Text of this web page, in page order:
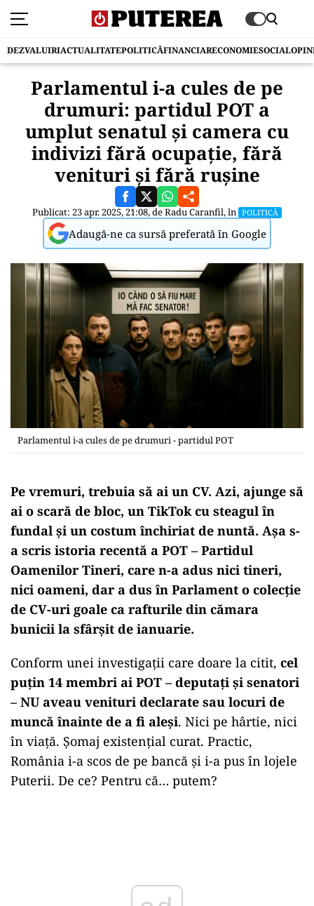
DEZVALUIRIACTUALITATEPOLITICĂFINANCIARECONOMIESOCIAL
Parlamentul i-a cules de pe
drumuri: partidul POT a
umplut senatul și camera cu
indivizi fără ocupație, fără
venituri și fără rușine
Publicat: 23 apr. 2025, 21:08, deRadu Caranfil, în POLITICĂ
Adaugă-ne ca sursă preferată în Google
Parlamentul i-a cules de pe drumuri - partidul POT
Pe vremuri, trebuia să ai un CV. Azi, ajunge să
ai o scară de bloc, un TikTok cu steagul în
fundal și un costum închiriat de nuntă. Așa s-
a scris istoria recentă a POT – Partidul
Oamenilor Tineri, care n-a adus nici tineri,
nici oameni, dar a dus în Parlament o colecție
de CV-uri goale ca rafturile din cămara
bunicii la sfârșit de ianuarie.
Conform unei investigații care doare la citit, cel
puțin 14 membri ai POT – deputați și senatori
– NU aveau venituri declarate sau locuri de
muncă înainte de a fi aleși. Nici pe hârtie, nici
în viață. Șomaj existențial curat. Practic,
România i-a scos de pe bancă și i-a pus în lojele
Puterii. De ce? Pentru că… putem?